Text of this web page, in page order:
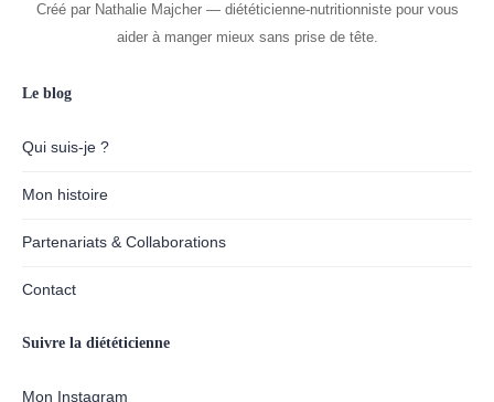
Créé par Nathalie Majcher — diététicienne-nutritionniste pour vous
aider à manger mieux sans prise de tête.
Le blog
Qui suis-je ?
Mon histoire
Partenariats & Collaborations
Contact
Suivre la diététicienne
Mon Instagram